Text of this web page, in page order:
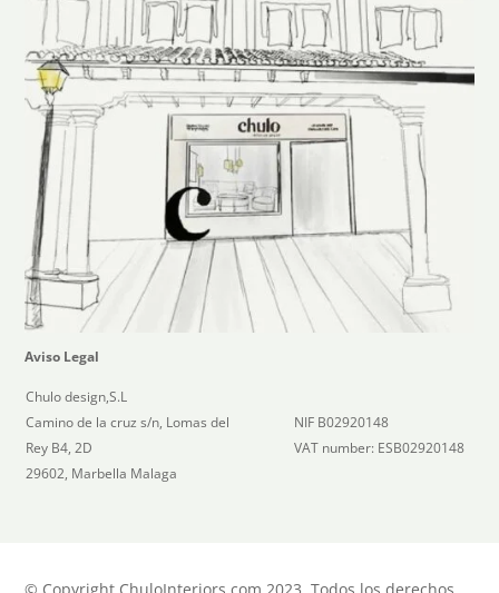
Aviso Legal
Chulo design,S.L
Camino de la cruz s/n, Lomas del
Rey B4, 2D
29602, Marbella Malaga
NIF B02920148
VAT number: ESB02920148